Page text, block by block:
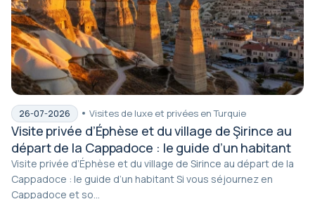
26-07-2026 Visites de luxe et privées en Turquie
Visite privée d’Éphèse et du village de Şirince au
départ de la Cappadoce : le guide d’un habitant
Visite privée d’Éphèse et du village de Sirince au départ de la
Cappadoce : le guide d’un habitant Si vous séjournez en
Cappadoce et so...